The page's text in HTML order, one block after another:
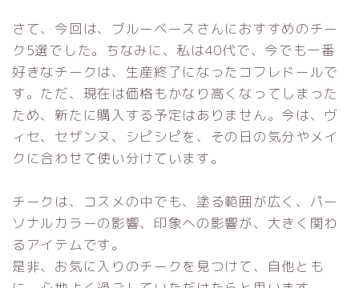
さて、今回は、ブルーベースさんにおすすめのチー
ク5選でした。ちなみに、私は40代で、今でも一番
好きなチークは、生産終了になったコフレドールで
す。ただ、現在は価格もかなり高くなってしまった
ため、新たに購入する予定はありません。今は、ヴ
ィセ、セザンヌ、シピシピを、その日の気分やメイ
クに合わせて使い分けています。
チークは、コスメの中でも、塗る範囲が広く、パー
ソナルカラーの影響、印象への影響が、大きく関わ
るアイテムです。
是非、お気に入りのチークを見つけて、自他とも